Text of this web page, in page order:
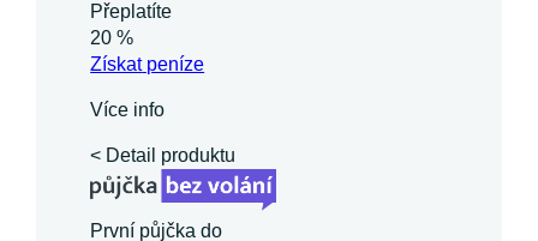
Přeplatíte
20 %
Získatpeníze
Více info
< Detail produktu
První půjčka do